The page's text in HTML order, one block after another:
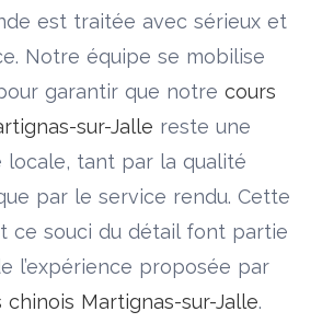
est traitée avec sérieux et
Notre équipe se mobilise
garantir que notre cours
sur-Jalle reste une
locale, tant par la qualité
par le service rendu. Cette
ce souci du détail font partie
l’expérience proposée par
chinois Martignas-sur-Jalle.